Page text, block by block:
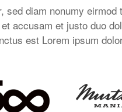
diam nonumy
accusam et justo duo
est Lorem ipsum